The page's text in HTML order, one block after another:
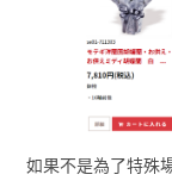
如果不是為了特殊